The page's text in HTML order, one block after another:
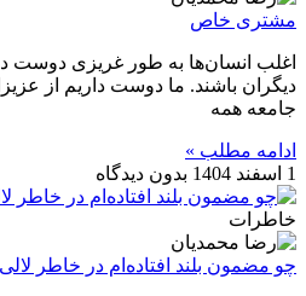
مشتری خاص
اغلب انسان‌ها به طور غریزی دوست
دیگران باشند. ما دوست داریم از
جامعه همه
ادامه مطلب »
1 اسفند 1404
بدون دیدگاه
خاطرات
چو مضمون بلند افتاده‌ام در خاطر لالی